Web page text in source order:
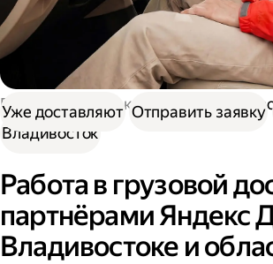
Работа в Доставке
Работа в
Владивосток
Работа в грузовой
партнёрами Яндекс
Владивостоке и
Уже доставляют Отправить заявку